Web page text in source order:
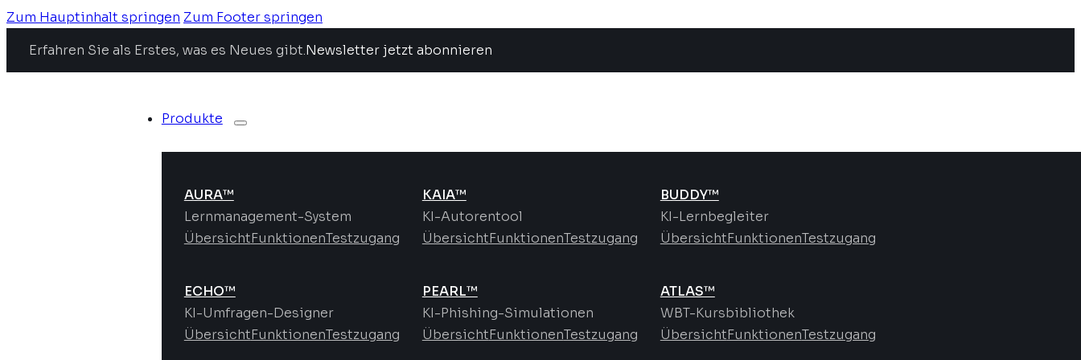
Zum Hauptinhalt springen Zum Footer springen
Erfahren Sie als Erstes, was es Neues gibt.Newsletter jetzt abonnieren
Produkte
AURA™
Lernmanagement-System
ÜbersichtFunktionenTestzugang
KAIA™
KI-Autorentool
ÜbersichtFunktionenTestzugang
BUDDY™
KI-Lernbegleiter
ÜbersichtFunktionenTestzugang
ECHO™
KI-Umfragen-Designer
ÜbersichtFunktionenTestzugang
PEARL™
KI-Phishing-Simulationen
ÜbersichtFunktionenTestzugang
ATLAS™
WBT-Kursbibliothek
ÜbersichtFunktionenTestzugang